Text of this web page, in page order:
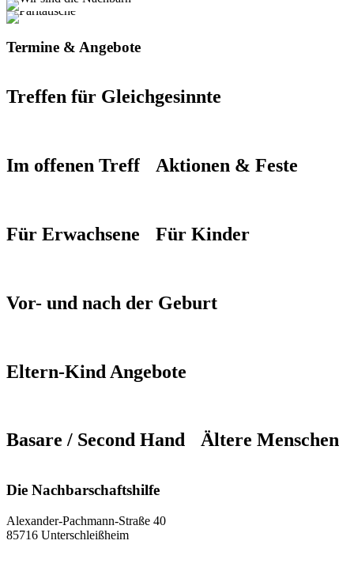
info@keks-self-defence.de
0178 / 405 978 1
www.keks-self-defence.de
Familienpreis: 59 €, Geschwisterkinder nach Absprache
Termine & Angebote
Treffen für Gleichgesinnte
Im offenen Treff Aktionen & Feste
Für Erwachsene Für Kinder
Vor- und nach der Geburt
Eltern-Kind Angebote
Basare / Second Hand Ältere Menschen
Die Nachbarschaftshilfe
Alexander-Pachmann-Straße 40
85716 Unterschleißheim